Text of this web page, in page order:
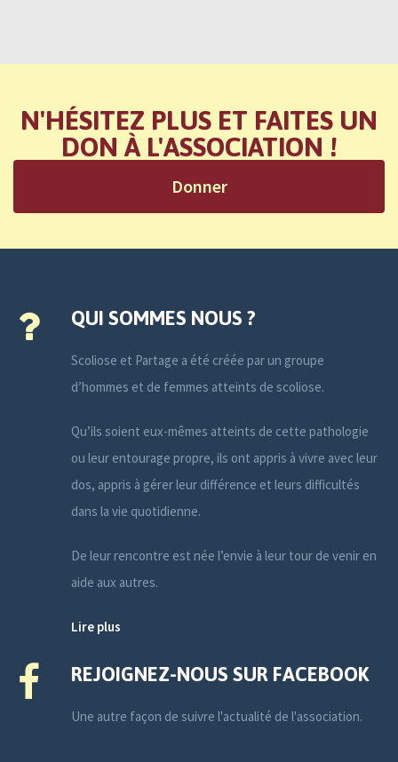
N'HÉSITEZ PLUS ET FAITES UN
DON À L'ASSOCIATION !
Donner
QUI SOMMES NOUS ?
Scoliose et Partage a été créée par un groupe
d’hommes et de femmes atteints de scoliose.
Qu’ils soient eux-mêmes atteints de cette pathologie
ou leur entourage propre, ils ont appris à vivre avec leur
dos, appris à gérer leur différence et leurs difficultés
dans la vie quotidienne.
De leur rencontre est née l’envie à leur tour de venir en
aide aux autres.
Lire plus
REJOIGNEZ-NOUS SUR FACEBOOK
Une autre façon de suivre l'actualité de l'association.